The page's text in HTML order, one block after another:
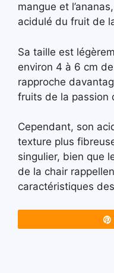
mangue et
acidulé du fruit de
Sa taille est
environ 4 à 6 cm
rapproche
fruits de la passion
Cependant, son
texture plus
singulier, bien que
de la chair
caractéristiques